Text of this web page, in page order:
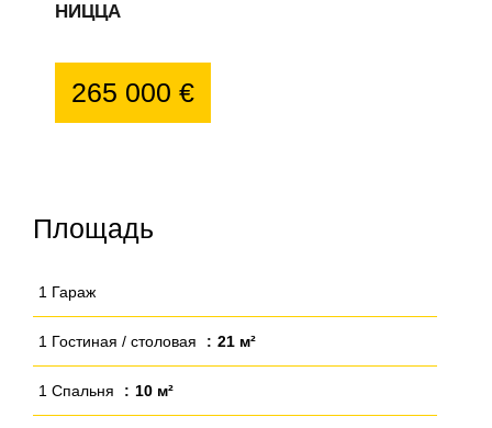
НИЦЦА
265 000 €
Площадь
1 Гараж
1 Гостиная / столовая 21 м²
1 Спальня 10 м²